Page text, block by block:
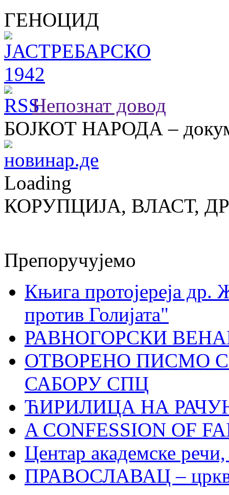
ГЕНОЦИД
Непознат довод
БОЈКОТ НАРОДА –
Loading
КОРУПЦИЈА, ВЛАСТ,
Препоручујемо
Књига протојереја др.
против Голијата"
РАВНОГОРСКИ
ОТВОРЕНО ПИСМО
САБОРУ СПЦ
ЋИРИЛИЦА НА
A CONFESSION OF
Центар академске
ПРАВОСЛАВАЦ –